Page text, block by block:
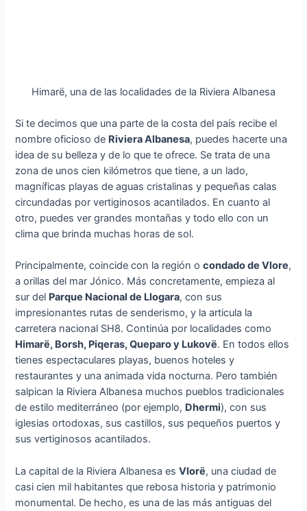
Himarë, una de las localidades de la Riviera Albanesa
Si te decimos que una parte de la costa del país recibe el
nombre oficioso de Riviera Albanesa, puedes hacerte una
idea de su belleza y de lo que te ofrece. Se trata de una
zona de unos cien kilómetros que tiene, a un lado,
magníficas playas de aguas cristalinas y pequeñas calas
circundadas por vertiginosos acantilados. En cuanto al
otro, puedes ver grandes montañas y todo ello con un
clima que brinda muchas horas de sol.
Principalmente, coincide con la región ocondado de Vlore,
a orillas del mar Jónico. Más concretamente, empieza al
sur del Parque Nacional de Llogara, con sus
impresionantes rutas de senderismo, y la articula la
carretera nacional SH8. Continúa por localidades como
Himarë, Borsh, Piqeras, Queparo y Lukovë. En todos ellos
tienes espectaculares playas, buenos hoteles y
restaurantes y una animada vida nocturna. Pero también
salpican la Riviera Albanesa muchos pueblos tradicionales
de estilo mediterráneo (por ejemplo, Dhermi), con sus
iglesias ortodoxas, sus castillos, sus pequeños puertos y
sus vertiginosos acantilados.
La capital de la Riviera Albanesa esVlorë, una ciudad de
casi cien mil habitantes que rebosa historia y patrimonio
monumental. De hecho, es una de las más antiguas del